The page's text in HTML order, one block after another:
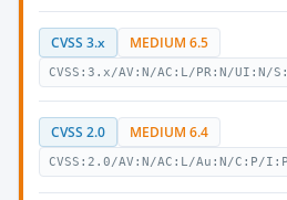
CVSS 3.x MEDIUM 6.5
CVSS:3.x/AV:N/AC:L/PR:N/UI:N/
CVSS 2.0 MEDIUM 6.4
CVSS:2.0/AV:N/AC:L/Au:N/C:P/